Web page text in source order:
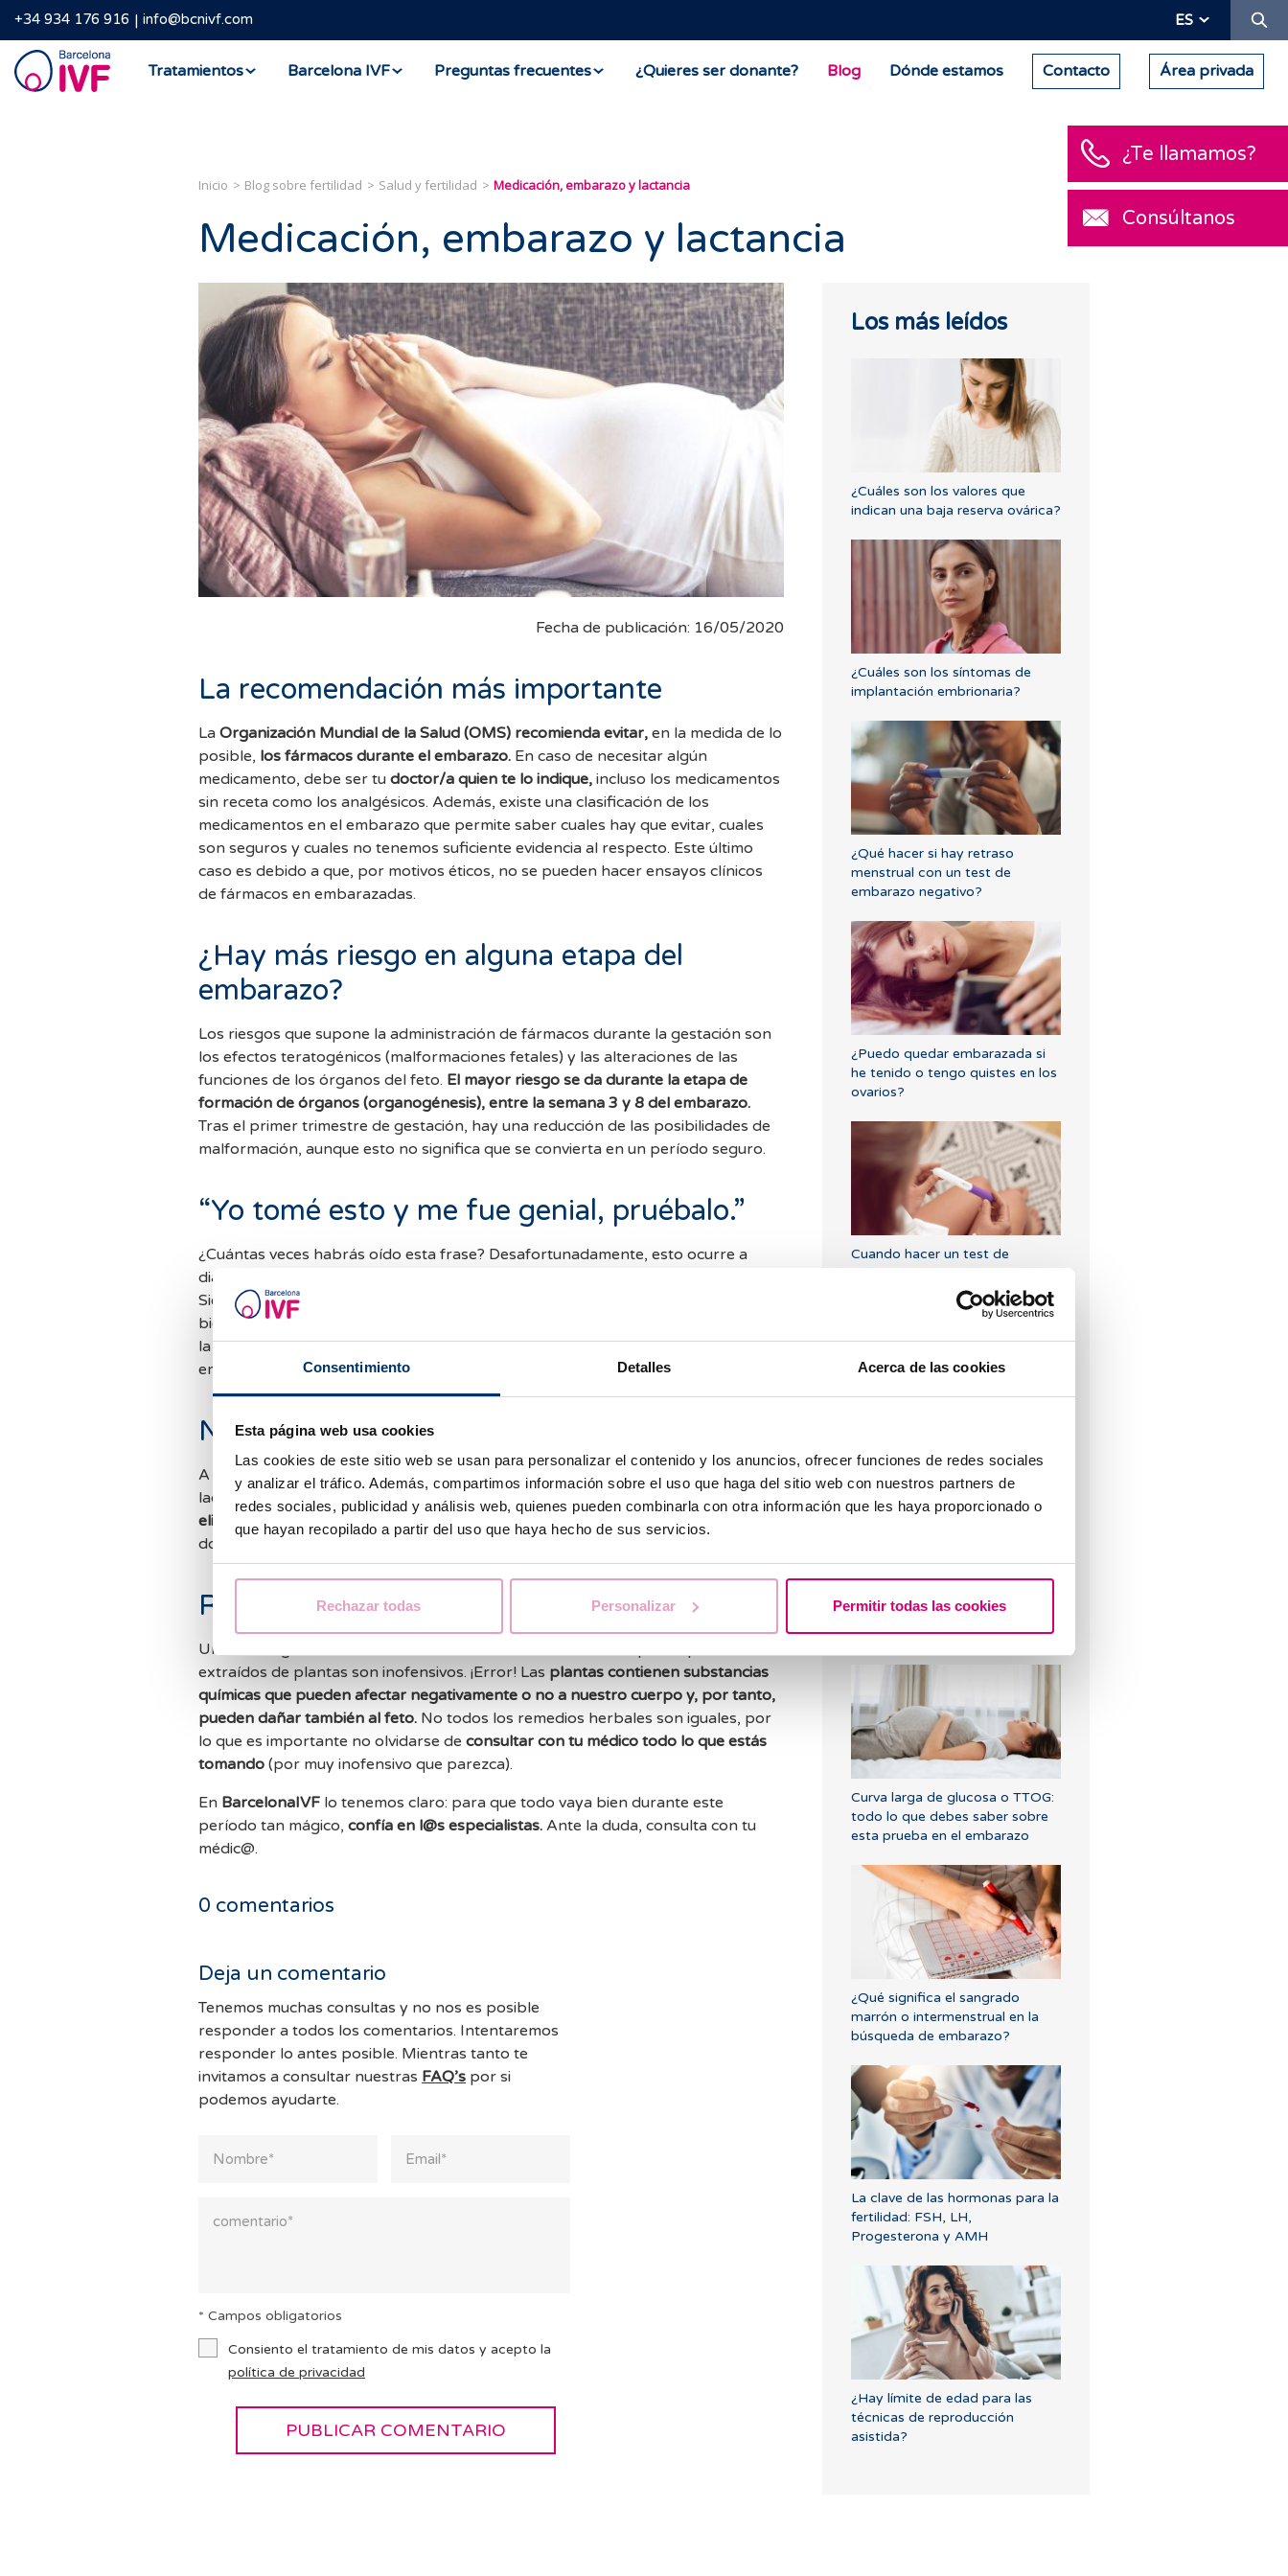
Consentimiento Detalles Acerca de las cookies
Esta página web usa cookies
Las cookies de este sitio web se usan para personalizar el contenido y los anuncios, ofrecer funciones de redes sociales
y analizar el tráfico. Además, compartimos información sobre el uso que haga del sitio web con nuestros partners de
redes sociales, publicidad y análisis web, quienes pueden combinarla con otra información que les haya proporcionado o
que hayan recopilado a partir del uso que haya hecho de sus servicios.
Rechazar todas Personalizar Permitir todas las cookies
+34 934 176 916 info@bcnivf.com ES
Barcelona
IVF
Tratamientos Barcelona IVF Preguntas frecuentes ¿Quieres ser donante? Blog Dónde estamos Contacto Área privada
Inicio Blog sobre fertilidad Salud y fertilidad Medicación, embarazo y lactancia
Medicación, embarazo y lactancia
Fecha de publicación: 16/05/2020
La recomendación más importante
La Organización Mundial de la Salud (OMS) recomienda evitar, en la medida de lo
posible, los fármacos durante el embarazo. En caso de necesitar algún
medicamento, debe ser tu doctor/a quien te lo indique, incluso los medicamentos
sin receta como los analgésicos. Además, existe una clasificación de los
medicamentos en el embarazo que permite saber cuales hay que evitar, cuales
son seguros y cuales no tenemos suficiente evidencia al respecto. Este último
caso es debido a que, por motivos éticos, no se pueden hacer ensayos clínicos
de fármacos en embarazadas.
¿Hay más riesgo en alguna etapa del
embarazo?
Los riesgos que supone la administración de fármacos durante la gestación son
los efectos teratogénicos (malformaciones fetales) y las alteraciones de las
funciones de los órganos del feto. El mayor riesgo se da durante la etapa de
formación de órganos (organogénesis), entre la semana 3 y 8 del embarazo.
Tras el primer trimestre de gestación, hay una reducción de las posibilidades de
malformación, aunque esto no significa que se convierta en un período seguro.
“Yo tomé esto y me fue genial, pruébalo.”
¿Cuántas veces habrás oído esta frase? Desafortunadamente, esto ocurre a
diario con l@s vecin@s, el/la influencer y otras personas de nuestro alrededor.
Siempre repetimos
bien, a otra no. Por tanto, en temas de salud, consulta con l@s profesionales de
la salud. Sabemos que suena típico, pero es importante. Además, estando
embarazada,
¿dejarás la salud de tu bebé en manos de cualquiera?
No te confíes en el periodo de lactancia
A veces nos centramos demasiado en el período del embarazo y creemos que la
lactancia no es tan importante. ¡Error!
Hay muchos medicamentos que se pueden
eliminar por leche materna y llegar al bebé.
No te olvides de consultarlo con tu
doctor/a.
Remedios “naturales”, ¿sí o no?
Uno de los grandes mitos de la salud es la consideración de que los productos
extraídos de plantas son inofensivos. ¡Error! Las plantas contienen substancias
químicas que pueden afectar negativamente o no a nuestro cuerpo y, por tanto,
pueden dañar también al feto. No todos los remedios herbales son iguales, por
lo que es importante no olvidarse de consultar con tu médico todo lo que estás
tomando (por muy inofensivo que parezca).
En BarcelonaIVF lo tenemos claro: para que todo vaya bien durante este
período tan mágico, confía en l@s especialistas. Ante la duda, consulta con tu
médic@.
0 comentarios
Deja un comentario
Tenemos muchas consultas y no nos es posible
responder a todos los comentarios. Intentaremos
responder lo antes posible. Mientras tanto te
invitamos a consultar nuestras FAQ’s por si
podemos ayudarte.
* Campos obligatorios
Consiento el tratamiento de mis datos y acepto la
política de privacidad
Los más leídos
¿Cuáles son los valores que
indican una baja reserva ovárica?
¿Cuáles son los síntomas de
implantación embrionaria?
¿Qué hacer si hay retraso
menstrual con un test de
embarazo negativo?
¿Puedo quedar embarazada si
he tenido o tengo quistes en los
ovarios?
Cuando hacer un test de
utilizarla?
Tengo una baja reserva ovárica,
¿alguien me lo puede explicar?
Curva larga de glucosa o TTOG:
todo lo que debes saber sobre
esta prueba en el embarazo
¿Qué significa el sangrado
marrón o intermenstrual en la
búsqueda de embarazo?
La clave de las hormonas para la
fertilidad: FSH, LH,
Progesterona y AMH
¿Hay límite de edad para las
técnicas de reproducción
asistida?
¿Te llamamos?
Consúltanos